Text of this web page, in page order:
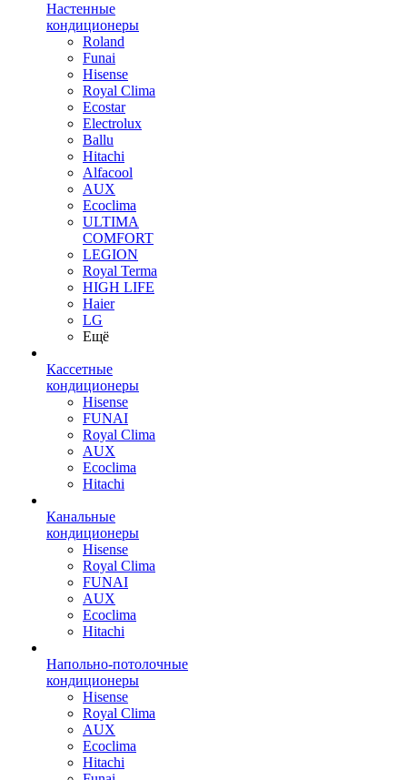
Настенные
кондиционеры
Roland
Funai
Hisense
Royal Clima
Ecostar
Electrolux
Ballu
Hitachi
Alfacool
AUX
Ecoclima
ULTIMA
COMFORT
LEGION
Royal Terma
HIGH LIFE
Haier
LG
Ещё
Кассетные
кондиционеры
Hisense
FUNAI
Royal Clima
AUX
Ecoclima
Hitachi
Канальные
кондиционеры
Hisense
Royal Clima
FUNAI
AUX
Ecoclima
Hitachi
Напольно-потолочные
кондиционеры
Hisense
Royal Clima
AUX
Ecoclima
Hitachi